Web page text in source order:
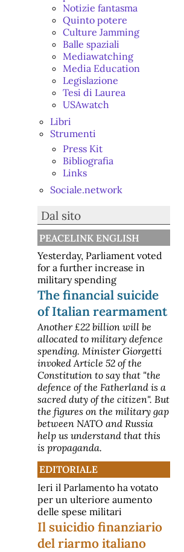
Notizie fantasma
Quinto potere
Culture Jamming
Balle spaziali
Mediawatching
Media Education
Legislazione
Tesi di Laurea
USAwatch
Libri
Strumenti
Press Kit
Bibliografia
Links
Sociale.network
Dal sito
PEACELINK ENGLISH
Yesterday, Parliament voted
for a further increase in
military spending
The financial suicide
of Italian rearmament
Another £22 billion will be
allocated to military defence
spending. Minister Giorgetti
invoked Article 52 of the
Constitution to say that "the
defence of the Fatherland is a
sacred duty of the citizen". But
the figures on the military gap
between NATO and Russia
help us understand that this
is propaganda.
EDITORIALE
Ieri il Parlamento ha votato
per un ulteriore aumento
delle spese militari
Il suicidio finanziario
del riarmo italiano